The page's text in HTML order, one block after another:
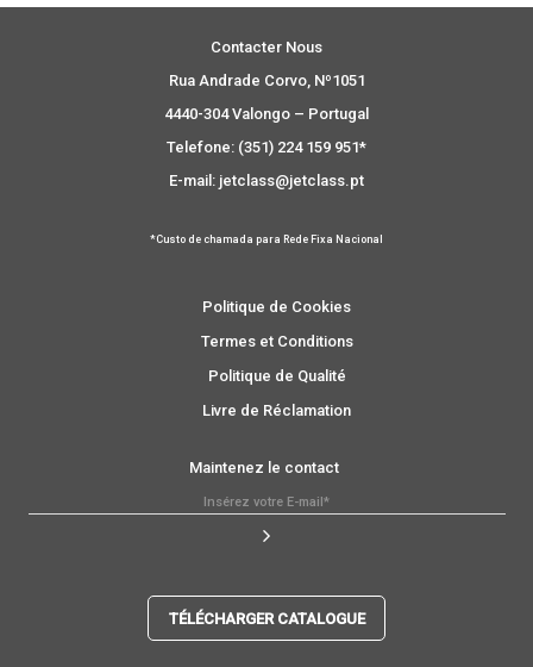
Contacter Nous
Rua Andrade Corvo, Nº1051
4440-304 Valongo – Portugal
Telefone: (351) 224 159 951*
E-mail: jetclass@jetclass.pt
*Custo de chamada para Rede Fixa Nacional
Politique de Cookies
Termes et Conditions
Politique de Qualité
Livre de Réclamation
Maintenez le contact
TÉLÉCHARGER CATALOGUE